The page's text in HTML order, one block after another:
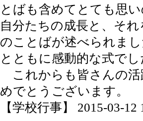
とばも含めてとても思
自分たちの成長と、そ
のことばが述べられま
とともに感動的な式で
これからも皆さんの活
めでとうございます。
【学校行事】 2015-03-12